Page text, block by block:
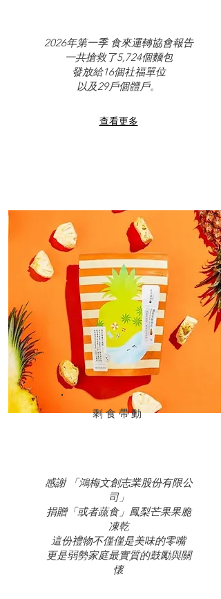
2026年第一季 食來運轉協會報告
一共搶救了5,724個麵包
發放給16個社福單位
以及29戶個體戶。
查看更多
​剩食帶動
感謝 「鴻梅文創志業股份有限公
司」
捐贈「或者蔬食」鳳梨芒果果脆
凍乾
這份禮物不僅僅是美味的零嘴
更是弱勢家庭最實質的鼓勵與關
懷